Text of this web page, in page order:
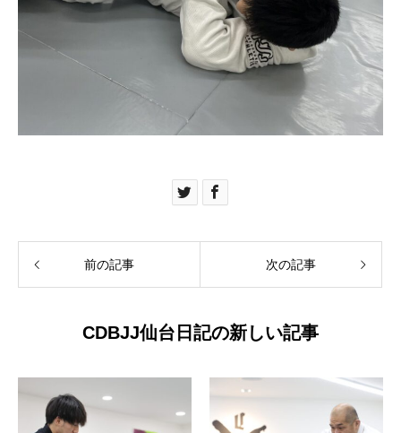
前の記事 次の記事
CDBJJ仙台日記の新しい記事